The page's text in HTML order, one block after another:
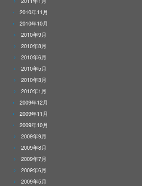
2010年11月
2010年10月
2010年9月
2010年8月
2010年6月
2010年5月
2010年3月
2010年1月
2009年12月
2009年11月
2009年10月
2009年9月
2009年8月
2009年7月
2009年6月
2009年5月